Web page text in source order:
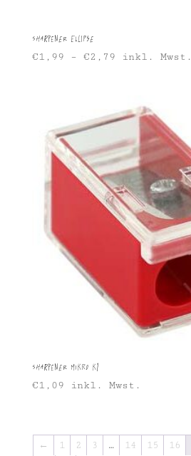
Sharpener Ellipse
€1,99 – €2,79 inkl. Mwst.
Sharpener Mikro K1
€1,09 inkl. Mwst.
← 1 2 3 … 14 15 16